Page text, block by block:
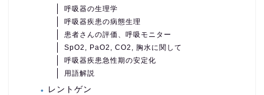
呼吸器の生理学
呼吸器疾患の病態生理
患者さんの評価、呼吸モニター
SpO2, PaO2, CO2, 胸水に関して
呼吸器疾患急性期の安定化
用語解説
レントゲン